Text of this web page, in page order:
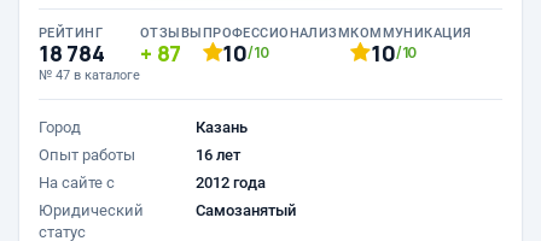
РЕЙТИНГ
18 784
№ 47 в каталоге
ОТЗЫВЫ
87
ПРОФЕССИОНАЛИЗМ
10/10
КОММУНИКАЦИЯ
10/10
Город
Казань
Опыт работы
16 лет
На сайте с
2012 года
Юридический
статус
Самозанятый